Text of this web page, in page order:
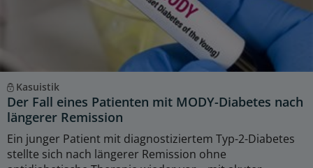
Kasuistik
Der Fall eines Patienten mit MODY-Diabetes nach
längerer Remission
Ein junger Patient mit diagnostiziertem Typ-2-Diabetes
stellte sich nach längerer Remission ohne